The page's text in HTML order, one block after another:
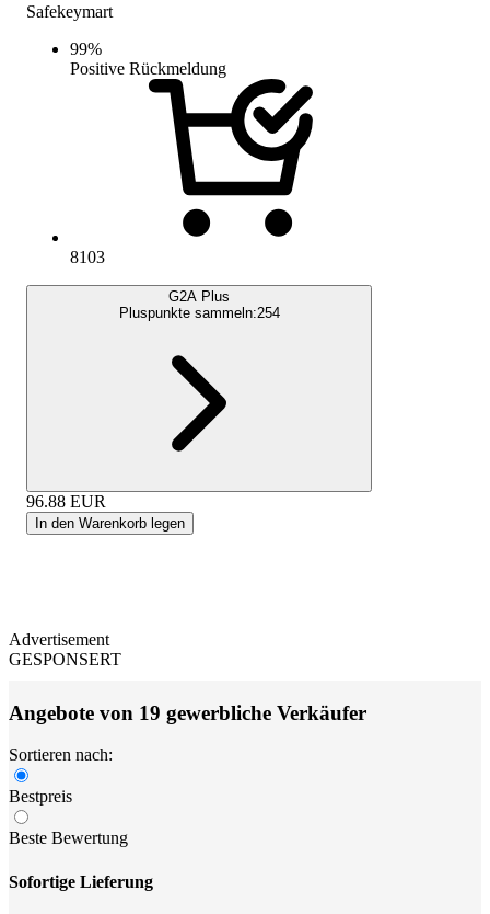
Safekeymart
99%
Positive Rückmeldung
8103
G2A Plus
Pluspunkte sammeln:254
96.88 EUR
In den Warenkorb legen
Advertisement
GESPONSERT
Angebote von 19 gewerbliche Verkäufer
Sortieren nach:
Bestpreis
Beste Bewertung
Sofortige Lieferung